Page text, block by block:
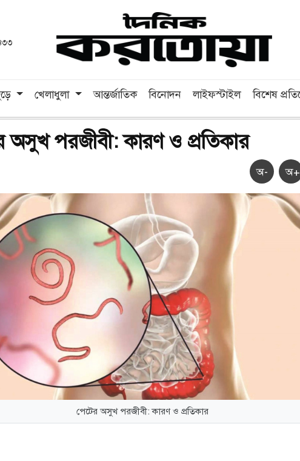
খেলাধুলা আন্তর্জাতিক বিনোদন লাইফস্টাইল বিশেষ
অসুখ পরজীবী: কারণ ও প্রতিকার
অ- অ+
পেটের অসুখ পরজীবী: কারণ ও প্রতিকার